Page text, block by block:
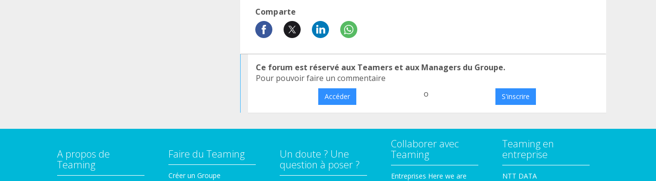
Comparte
Ce forum est réservé aux Teamers et aux Managers du Groupe.
Pour pouvoir faire un commentaire
Accéder o S'inscrire
A propos de
Teaming
Faire du Teaming
Créer un Groupe
Un doute ? Une
question à poser ?
Collaborer avec
Teaming
Entreprises Here we are
Teaming en
entreprise
NTT DATA